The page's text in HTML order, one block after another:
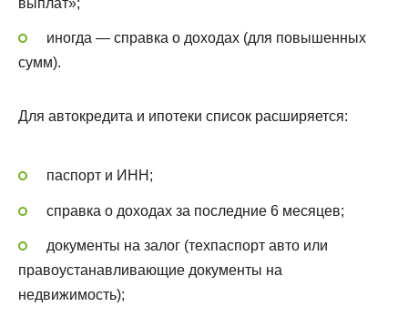
иногда — справка о доходах (для повышенных
сумм).
Для автокредита и ипотеки список расширяется:
паспорт и ИНН;
справка о доходах за последние 6 месяцев;
документы на залог (техпаспорт авто или
правоустанавливающие документы на
недвижимость);